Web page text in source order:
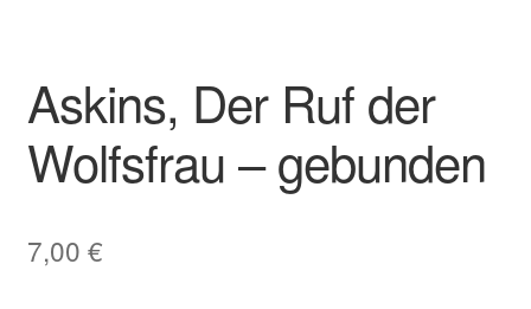
Askins, Der Ruf der
Wolfsfrau – gebunden
7,00 €